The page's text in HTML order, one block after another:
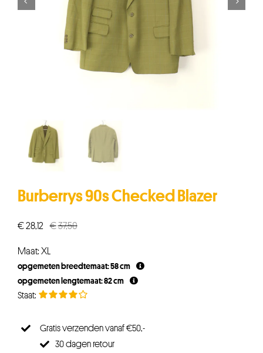
Burberrys 90s Checked Blazer
€37,50Oorspronkelijke
€37,50.
€28,12
Huidige
€28,12.
Maat: XL
opgemeten breedtemaat: 58 cm
opgemeten lengtemaat: 82 cm
Gratis verzenden vanaf €50,-
30 dagen retour